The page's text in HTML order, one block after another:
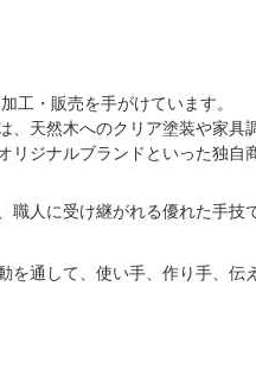
工・販売を手がけています。
天然木へのクリア塗装や家具
ジナルブランドといった独自
人に受け継がれる優れた手
通して、使い手、作り手、